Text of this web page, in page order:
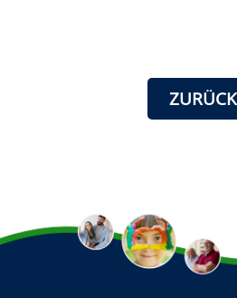
ZURÜCK